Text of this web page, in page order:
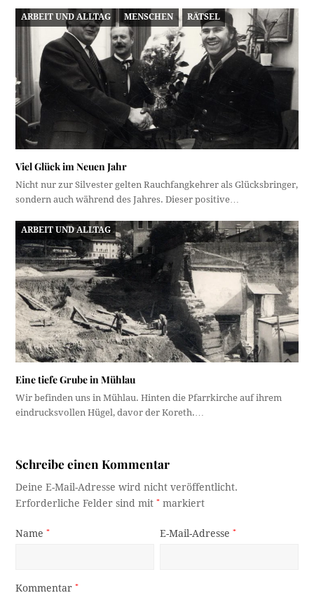
ARBEIT UND ALLTAG MENSCHEN RÄTSEL
Viel Glück im Neuen Jahr
Nicht nur zur Silvester gelten Rauchfangkehrer als Glücksbringer,
sondern auch während des Jahres. Dieser positive…
ARBEIT UND ALLTAG
Eine tiefe Grube in Mühlau
Wir befinden uns in Mühlau. Hinten die Pfarrkirche auf ihrem
eindrucksvollen Hügel, davor der Koreth.…
Schreibe einen Kommentar
Deine E-Mail-Adresse wird nicht veröffentlicht.
Erforderliche Felder sind mit* markiert
Name* E-Mail-Adresse*
Kommentar*